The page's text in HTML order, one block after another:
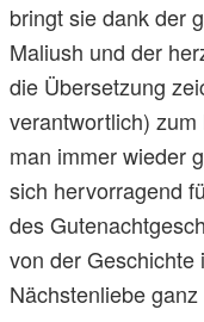
bringt sie dank der
Maliush und der
die Übersetzung
verantwortlich)
man immer wieder
sich hervorragend
des
von der Geschichte
Nächstenliebe